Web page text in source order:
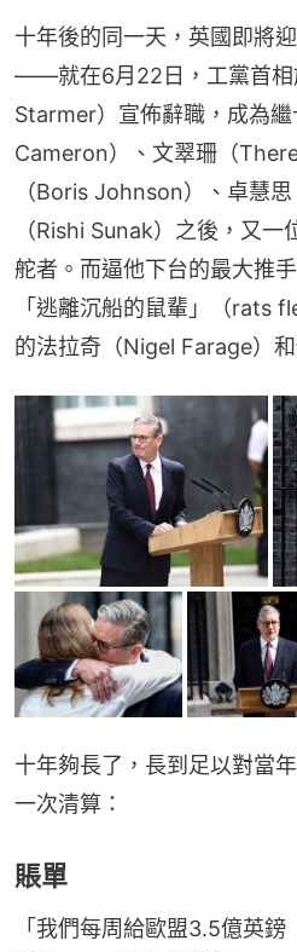
十年後的同一天，英國即將
——就在6月22日，工黨首相
Starmer）宣佈辭職，成為
Cameron）、文翠珊（
（Boris Johnson）、卓慧
（Rishi Sunak）之後，又
舵者。而逼他下台的最大推
「逃離沉船的鼠輩」（rats
的法拉奇（Nigel Farage）和
十年夠長了，長到足以對當
一次清算：
賬單
「我們每周給歐盟3.5億英